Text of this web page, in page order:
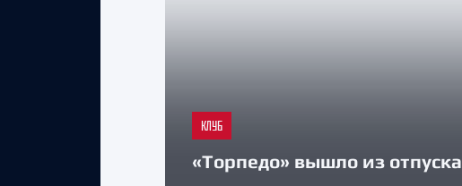
КЛУБ
«Торпедо» вышло из отпуска